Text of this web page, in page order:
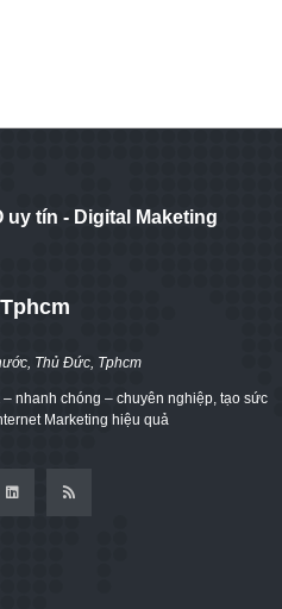
uy tín - Digital Maketing
Thủ Đức, Tphcm
nhanh chóng – chuyên nghiệp, tạo sức
Marketing hiệu quả